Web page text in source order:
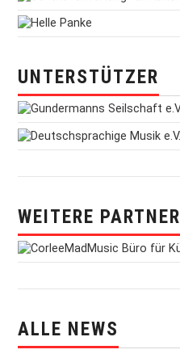
UNTERSTÜTZER
WEITERE PARTNER
ALLE NEWS